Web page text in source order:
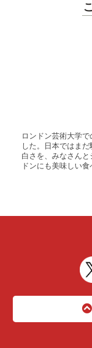
ロンドン芸術大学
した。日本ではま
白さを、みなさん
ドンにも美味しい食